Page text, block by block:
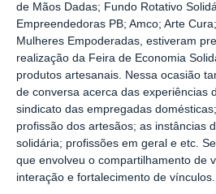
de Mãos Dadas; Fundo Rotativo
Empreendedoras PB; Amco; Arte
Mulheres Empoderadas, estiveram
realização da Feira de Economia
produtos artesanais. Nessa ocasião
de conversa acerca das experiências
sindicato das empregadas
profissão dos artesãos; as instâncias
solidária; profissões em geral e etc.
que envolveu o compartilhamento de
interação e fortalecimento de vínculos.